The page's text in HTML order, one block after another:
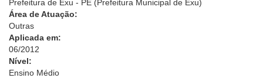
Prefeitura de Exu - PE (Prefeitura Municipal de Exu)
Área de Atuação:
Outras
Aplicada em:
06/2012
Nível:
Ensino Médio